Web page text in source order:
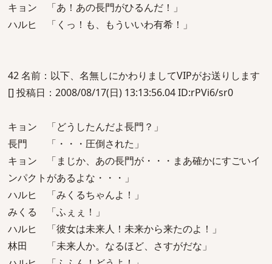
キョン 「あ！あの長門がひるんだ！」
ハルヒ 「くっ！も、もういいわ有希！」
42 名前：以下、名無しにかわりましてVIPがお送りします
[] 投稿日：2008/08/17(日) 13:13:56.04 ID:rPVi6/sr0
キョン 「どうしたんだよ長門？」
長門 「・・・圧倒された」
キョン 「まじか、あの長門が・・・まあ確かにすごいイ
ンパクトがあるよな・・・」
ハルヒ 「みくるちゃんよ！」
みくる 「ふぇぇ！」
ハルヒ 「彼女は未来人！未来から来たのよ！」
林田 「未来人か。なるほど、さすがだな」